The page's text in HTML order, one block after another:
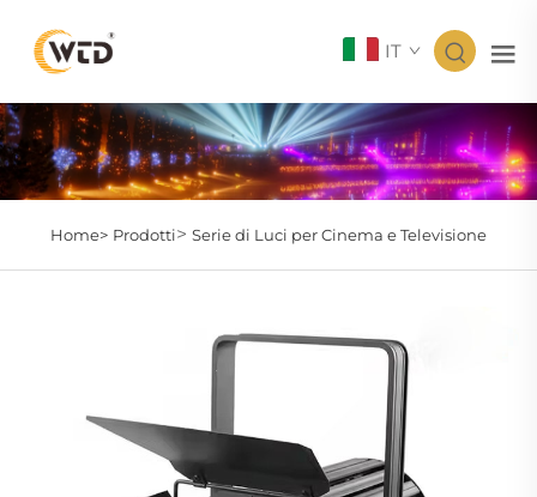
IT
Home> Prodotti> Serie di Luci per Cinema e Televisione